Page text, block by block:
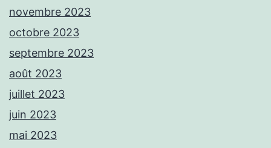
novembre 2023
octobre 2023
septembre 2023
août 2023
juillet 2023
juin 2023
mai 2023